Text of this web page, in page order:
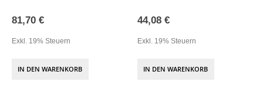
81,70 €
Exkl. 19% Steuern
IN DEN WARENKORB
44,08 €
Exkl. 19% Steuern
IN DEN WARENKORB